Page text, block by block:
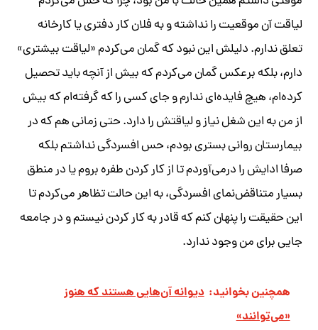
لیاقت آن موقعیت را نداشته و به فلان کار دفتری یا کارخانه
تعلق ندارم. دلیلش این نبود که گمان می‌کردم «لیاقت بیشتری»
دارم، بلکه برعکس گمان می‌کردم که بیش از آنچه باید تحصیل
کرده‌ام، هیچ فایده‌ای ندارم و جای کسی را که گرفته‌ام که بیش
از من به این شغل نیاز و لیاقتش را دارد. حتی زمانی هم که در
بیمارستان روانی بستری بودم، حس افسردگی نداشتم بلکه
صرفا ادایش را درمی‌آوردم تا از کار کردن طفره بروم یا در منطق
بسیار متناقض‌نمای افسردگی، به این حالت تظاهر می‌کردم تا
این حقیقت را پنهان کنم که قادر به کار کردن نیستم و در جامعه
جایی برای من وجود ندارد.
همچنین بخوانید: دیوانه آن‌هایی هستند که هنوز
«می‌توانند»